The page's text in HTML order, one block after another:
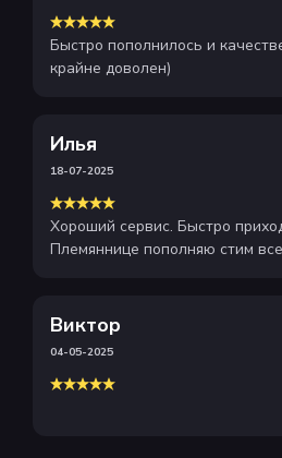
Быстро пополнилось и
крайне доволен)
Илья
18-07-2025
Хороший сервис. Быстро
Племяннице пополняю стим
Виктор
04-05-2025